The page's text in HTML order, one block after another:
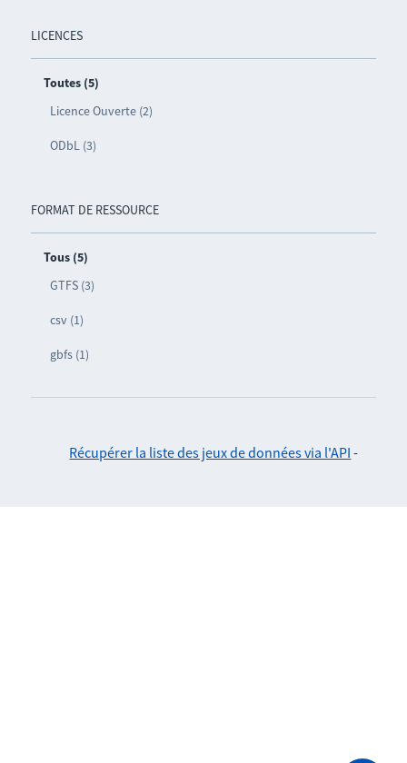
LICENCES
Toutes (5)
Licence Ouverte (2)
ODbL (3)
FORMAT DE RESSOURCE
Tous (5)
GTFS (3)
csv (1)
gbfs (1)
Récupérer la liste des jeux de données via l'API -